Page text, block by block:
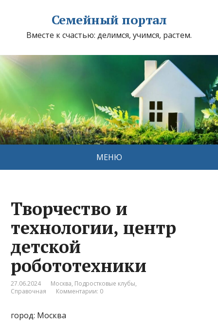
Семейный портал
Вместе к счастью: делимся, учимся, растем.
МЕНЮ
Творчество и
технологии, центр
детской
робототехники
27.06.2024 Москва, Подростковые клубы,
Справочная
Комментарии: 0
город: Москва